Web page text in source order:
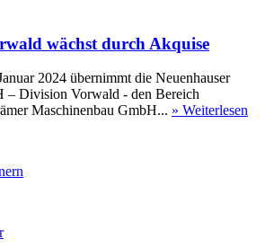
wächst durch Akquise
2024 übernimmt die Neuenhauser
– Division Vorwald - den Bereich
Maschinenbau GmbH... » Weiterlesen